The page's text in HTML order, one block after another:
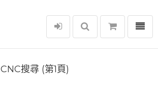
選單
CNC搜尋 (第1頁)